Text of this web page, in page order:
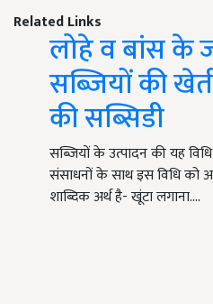
Related Links
लोहे व बांस के
सब्जियों की
की सब्सिडी
सब्जियों के उत्पादन की यह
संसाधनों के साथ इस विधि को
शाब्दिक अर्थ है- खूंटा लगाना.…